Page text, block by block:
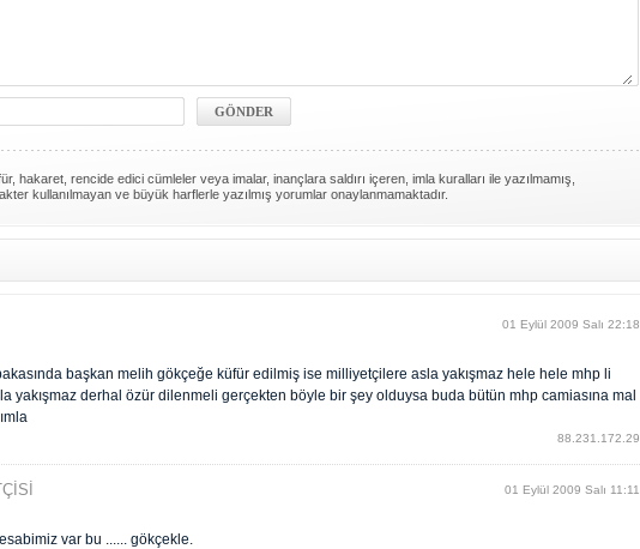
hakaret, rencide edici cümleler veya imalar, inançlara saldırı içeren, imla kuralları ile yazılmamış,
kullanılmayan ve büyük harflerle yazılmış yorumlar onaylanmamaktadır.
01 Eylül 2009 Salı 22:18
başkan melih gökçeğe küfür edilmiş ise milliyetçilere asla yakışmaz hele hele mhp li
yakışmaz derhal özür dilenmeli gerçekten böyle bir şey olduysa buda bütün mhp camiasına mal
88.231.172.29
01 Eylül 2009 Salı 11:11
var bu ...... gökçekle.